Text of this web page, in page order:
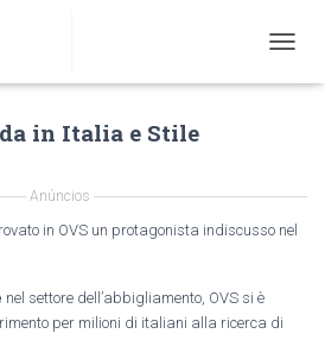
O
N
V
T
in Italia e Stile
Anúncios
in OVS un protagonista indiscusso nel
nel settore dell’abbigliamento, OVS si è
per milioni di italiani alla ricerca di